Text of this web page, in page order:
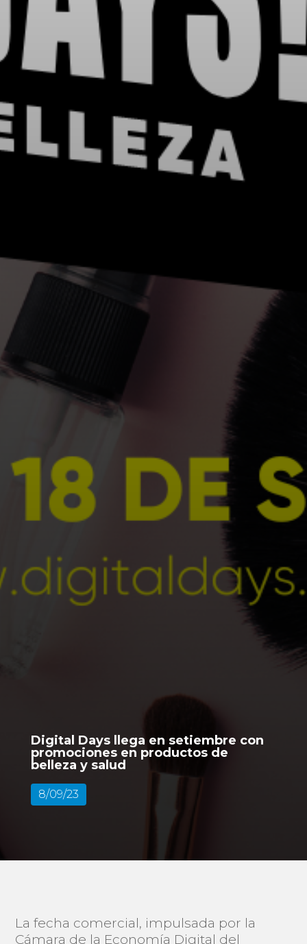
Digital Days llega en setiembre con
promociones en productos de
belleza y salud
8/09/23
La fecha comercial, impulsada por la
Cámara de la Economía Digital del